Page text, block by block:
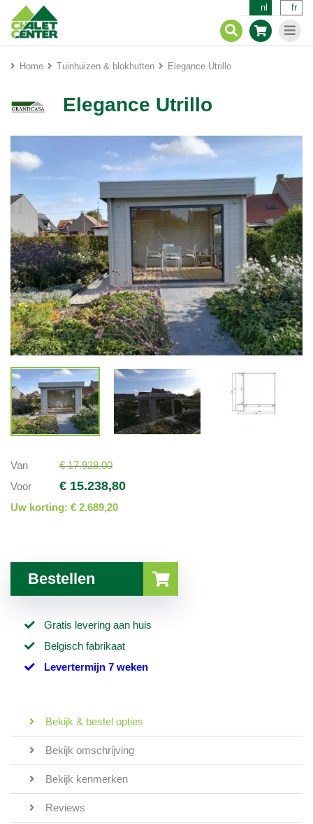
nl fr
Home Tuinhuizen & blokhutten Elegance Utrillo
Elegance Utrillo
Van
€ 17.928,00
Voor
€ 15.238,80
Uw korting: € 2.689,20
Bestellen
Gratis levering aan huis
Belgisch fabrikaat
Levertermijn 7 weken
Bekijk & bestel opties
Bekijk omschrijving
Bekijk kenmerken
Reviews